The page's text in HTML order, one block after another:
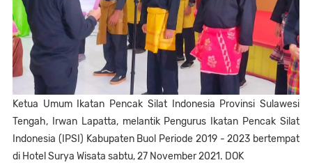
Ketua Umum Ikatan Pencak Silat Indonesia Provinsi Sulawesi
Tengah, Irwan Lapatta, melantik Pengurus Ikatan Pencak Silat
Indonesia (IPSI) Kabupaten Buol Periode 2019 - 2023 bertempat
di Hotel Surya Wisata sabtu, 27 November 2021. DOK